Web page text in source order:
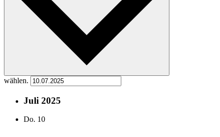
wählen.
Juli 2025
Do. 10